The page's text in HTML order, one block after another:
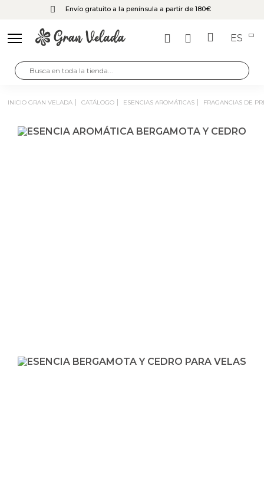
Envío gratuito a la península a partir de 180€
ES
INICIO GRAN VELADA CATÁLOGO ESENCIAS AROMÁTICAS FRAGANCIAS DE